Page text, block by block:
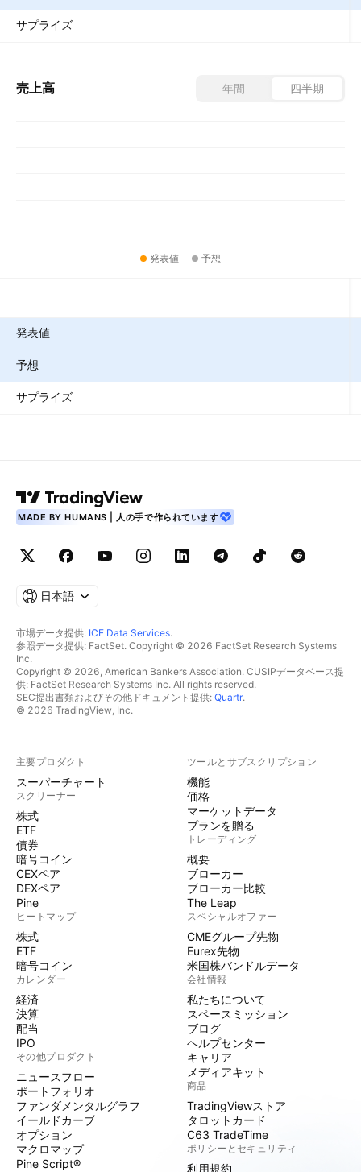
サプライズ
売上高 年間 四半期
発表値 予想
発表値
予想
サプライズ
MADE BY HUMANS | 人の手で作られています
日本語
市場データ提供: ICE Data Services.
参照データ提供: FactSet. Copyright © 2026 FactSet Research Systems
Inc.
Copyright © 2026, American Bankers Association. CUSIPデータベース提
供: FactSet Research Systems Inc. All rights reserved.
SEC提出書類およびその他ドキュメント提供: Quartr.
© 2026 TradingView, Inc.
主要プロダクト
スーパーチャート
スクリーナー
株式
ETF
債券
暗号コイン
CEXペア
DEXペア
Pine
ヒートマップ
株式
ETF
暗号コイン
カレンダー
経済
決算
配当
IPO
その他プロダクト
ニュースフロー
ポートフォリオ
ファンダメンタルグラフ
イールドカーブ
オプション
マクロマップ
Pine Script®
ツールとサブスクリプション
機能
価格
マーケットデータ
プランを贈る
トレーディング
概要
ブローカー
ブローカー比較
The Leap
スペシャルオファー
CMEグループ先物
Eurex先物
米国株バンドルデータ
会社情報
私たちについて
スペースミッション
ブログ
ヘルプセンター
キャリア
メディアキット
商品
TradingViewストア
タロットカード
C63 TradeTime
ポリシーとセキュリティ
利用規約